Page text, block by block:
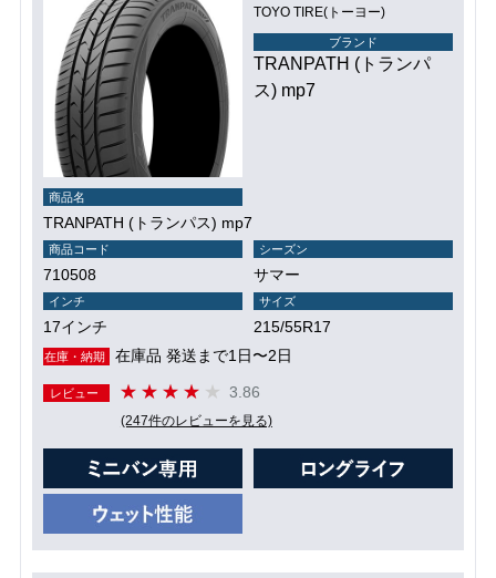
TOYO TIRE(トーヨー)
ブランド
TRANPATH (トランパ
ス) mp7
商品名
TRANPATH (トランパス) mp7
商品コード
710508
シーズン
サマー
インチ
17インチ
サイズ
215/55R17
在庫・納期 在庫品 発送まで1日〜2日
レビュー 3.86
(247件のレビューを見る)